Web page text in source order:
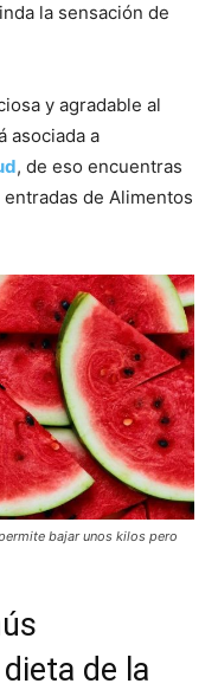
la sensación de
y agradable al
asociada a
, de eso encuentras
de Alimentos
bajar unos kilos pero
de la